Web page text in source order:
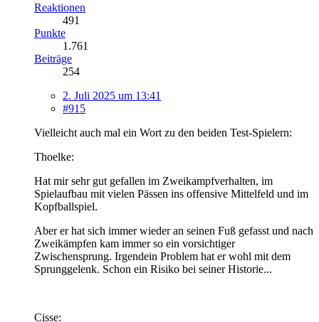
Reaktionen
491
Punkte
1.761
Beiträge
254
2. Juli 2025 um 13:41
#915
Vielleicht auch mal ein Wort zu den beiden Test-Spielern:
Thoelke:
Hat mir sehr gut gefallen im Zweikampfverhalten, im
Spielaufbau mit vielen Pässen ins offensive Mittelfeld und im
Kopfballspiel.
Aber er hat sich immer wieder an seinen Fuß gefasst und nach
Zweikämpfen kam immer so ein vorsichtiger
Zwischensprung. Irgendein Problem hat er wohl mit dem
Sprunggelenk. Schon ein Risiko bei seiner Historie...
Cisse: